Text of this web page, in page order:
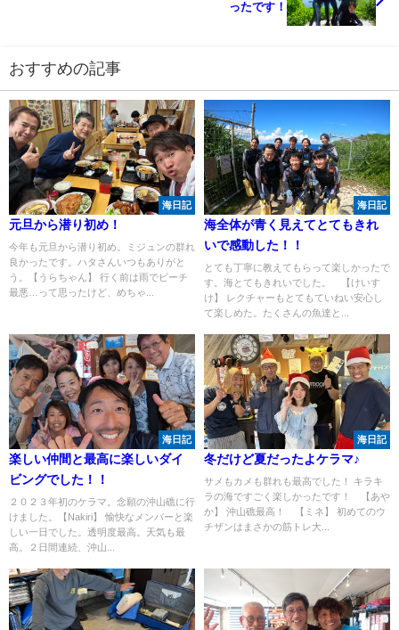
ったです！
おすすめの記事
海日記
元旦から潜り初め！
今年も元旦から潜り初め。ミジュンの群れ
良かったです。ハタさんいつもありがと
う。【うらちゃん】 行く前は雨でビーチ
最悪…って思ったけど、めちゃ...
海日記
海全体が青く見えてとてもきれ
いで感動した！！
とても丁寧に教えてもらって楽しかったで
す。海とてもきれいでした。 【けいす
け】 レクチャーもとてもていねい安心し
て楽しめた。たくさんの魚達と...
海日記
楽しい仲間と最高に楽しいダイ
ビングでした！！
２０２３年初のケラマ。念願の沖山礁に行
けました。【Nakiri】 愉快なメンバーと楽
しい一日でした。透明度最高。天気も最
高。２日間連続、沖山...
海日記
冬だけど夏だったよケラマ♪
サメもカメも群れも最高でした！ キラキ
ラの海ですごく楽しかったです！ 【あや
か】 沖山礁最高！ 【ミネ】 初めてのウ
チザンはまさかの筋トレ大...